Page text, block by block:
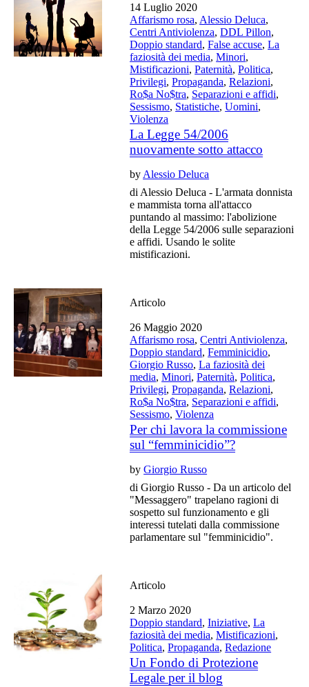
14 Luglio 2020
Affarismo rosa, Alessio Deluca,
Centri Antiviolenza,DDL Pillon,
Doppio standard,False accuse,La
faziosità dei media,Minori,
Mistificazioni,Paternità,Politica,
Privilegi,Propaganda,Relazioni,
Ro$a No$tra, Separazioni e affidi,
Sessismo, Statistiche,Uomini,
Violenza
La Legge 54/2006
nuovamente sotto attacco
by Alessio Deluca
di Alessio Deluca - L'armata donnista
e mammista torna all'attacco
puntando al massimo: l'abolizione
della Legge 54/2006 sulle separazioni
e affidi. Usando le solite
mistificazioni.
Articolo
26 Maggio 2020
Affarismo rosa,Centri Antiviolenza,
Doppio standard,Femminicidio,
Giorgio Russo,La faziosità dei
media,Minori,Paternità,Politica,
Privilegi,Propaganda,Relazioni,
Ro$a No$tra, Separazioni e affidi,
Sessismo,Violenza
Per chi lavora la commissione
sul “femminicidio”?
byGiorgio Russo
di Giorgio Russo - Da un articolo del
"Messaggero" trapelano ragioni di
sospetto sul funzionamento e gli
interessi tutelati dalla commissione
parlamentare sul "femminicidio".
Articolo
2 Marzo 2020
Doppio standard,Iniziative,La
faziosità dei media,Mistificazioni,
Politica,Propaganda,Redazione
Un Fondo di Protezione
Legale per il blog